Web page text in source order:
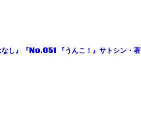
なし』『No.051 『うんこ！』サトシン・著